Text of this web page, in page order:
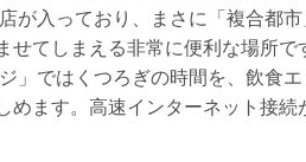
が入っており、まさに「複合都
せてしまえる非常に便利な場所
」ではくつろぎの時間を、飲食
めます。高速インターネット接続